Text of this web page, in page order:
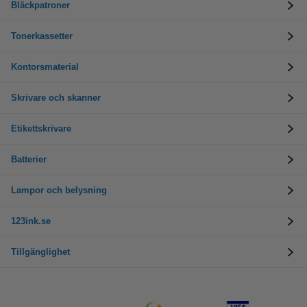
Bläckpatroner
Tonerkassetter
Kontorsmaterial
Skrivare och skanner
Etikettskrivare
Batterier
Lampor och belysning
123ink.se
Tillgänglighet